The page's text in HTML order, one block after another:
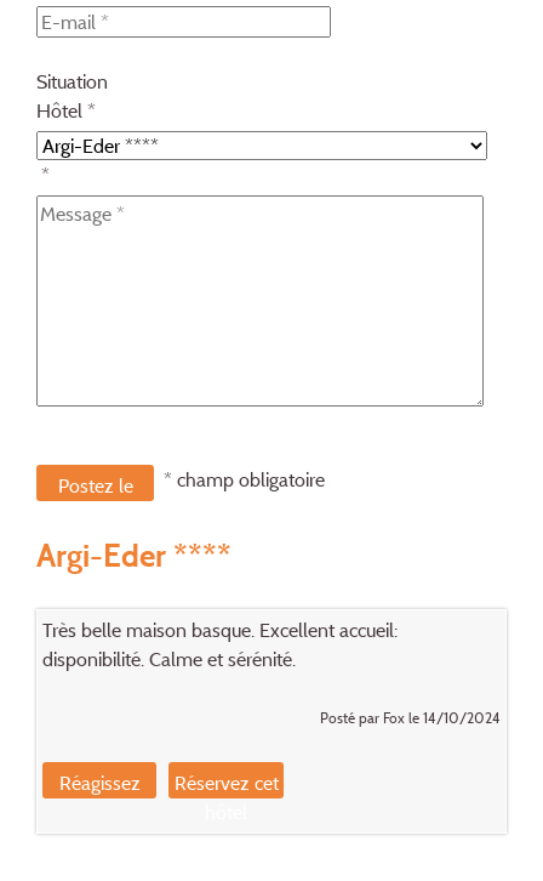
Situation
Hôtel *
*
Postez le
* champ obligatoire
Argi-Eder ****
Très belle maison basque. Excellent accueil:
disponibilité. Calme et sérénité.
Posté par Fox le 14/10/2024
Réagissez
Réservez cet